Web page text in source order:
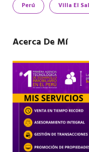
Perú Villa El
Acerca De Mí